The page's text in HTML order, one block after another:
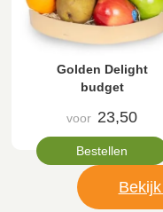
Golden Delight
budget
voor 23,50
Bestellen